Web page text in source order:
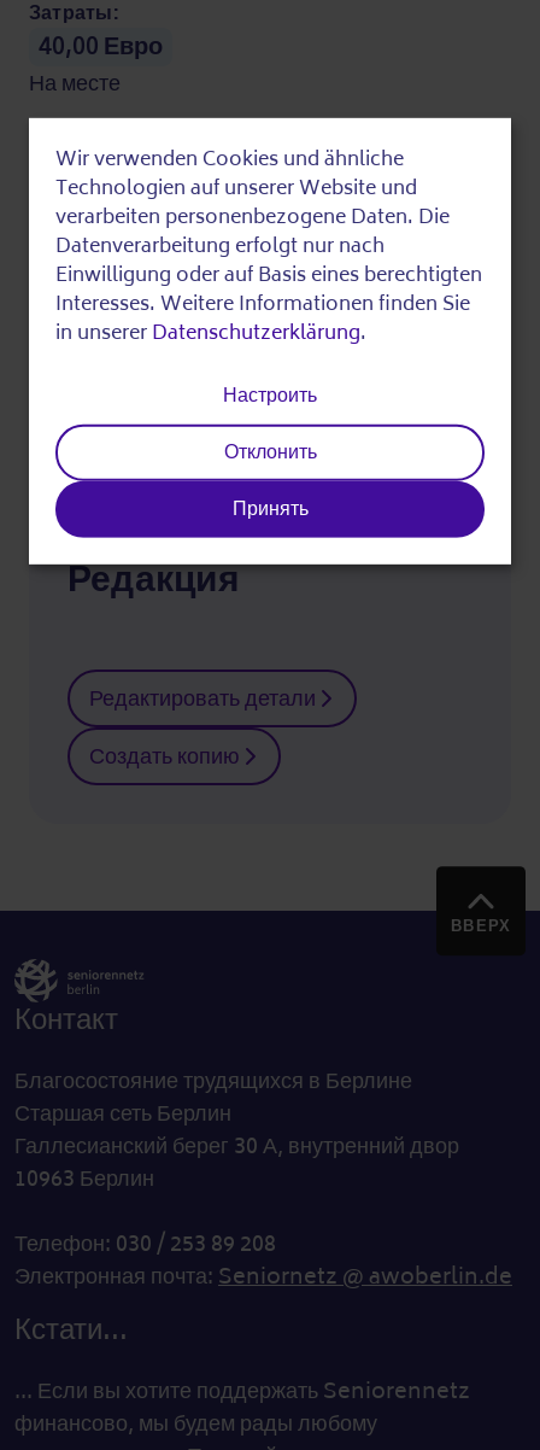
Затраты:
40,00 Евро
На месте
Последний отредактированный на
разделять
Печать
Редакция
Редактировать детали
Создать копию
ВВЕРХ
Контакт
Благосостояние трудящихся в Берлине
Старшая сеть Берлин
Галлесианский берег 30 А, внутренний двор
10963 Берлин
Телефон: 030 / 253 89 208
Электронная почта:Seniornetz @ awoberlin.de
Кстати...
... Если вы хотите поддержать Seniorennetz
финансово, мы будем рады любому
Use
of
personal
data
and
Wir verwenden Cookies und ähnliche
Technologien auf unserer Website und
verarbeiten personenbezogene Daten. Die
Datenverarbeitung erfolgt nur nach
Einwilligung oder auf Basis eines berechtigten
Interesses. Weitere Informationen finden Sie
in unsererDatenschutzerklärung.
Настроить
Отклонить
Принять